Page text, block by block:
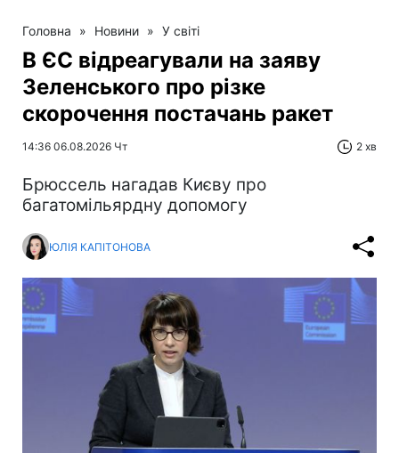
Головна » Новини » У світі
В ЄС відреагували на заяву
Зеленського про різке
скорочення постачань ракет
14:36 06.08.2026 Чт 2 хв
Брюссель нагадав Києву про
багатомільярдну допомогу
ЮЛІЯ КАПІТОНОВА